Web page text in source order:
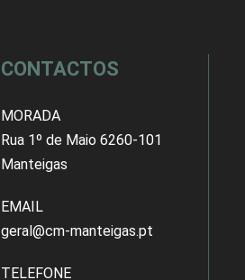
CONTACTOS
MORADA
Rua 1º de Maio 6260-101
Manteigas
EMAIL
geral@cm-manteigas.pt
TELEFONE